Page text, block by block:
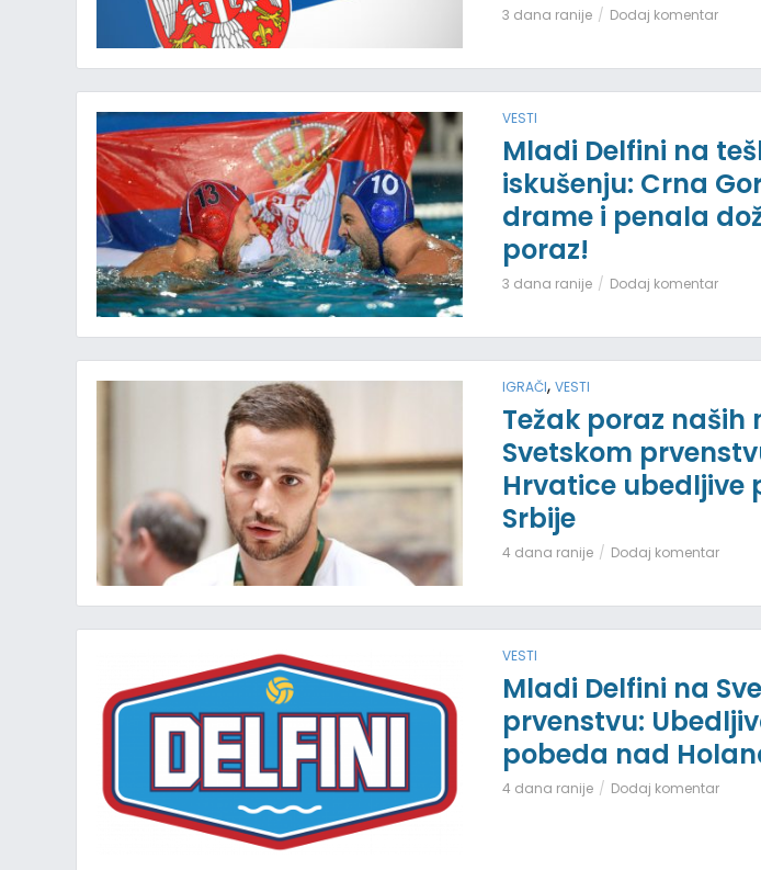
3 dana ranije Dodaj komentar
VESTI
Mladi Delfini na
iskušenju: Crna
drame i penala
poraz!
3 dana ranije Dodaj komentar
IGRAČI, VESTI
Težak poraz naših
Svetskom
Hrvatice ubedljive
Srbije
4 dana ranije Dodaj komentar
VESTI
Mladi Delfini na
prvenstvu:
pobeda nad
4 dana ranije Dodaj komentar